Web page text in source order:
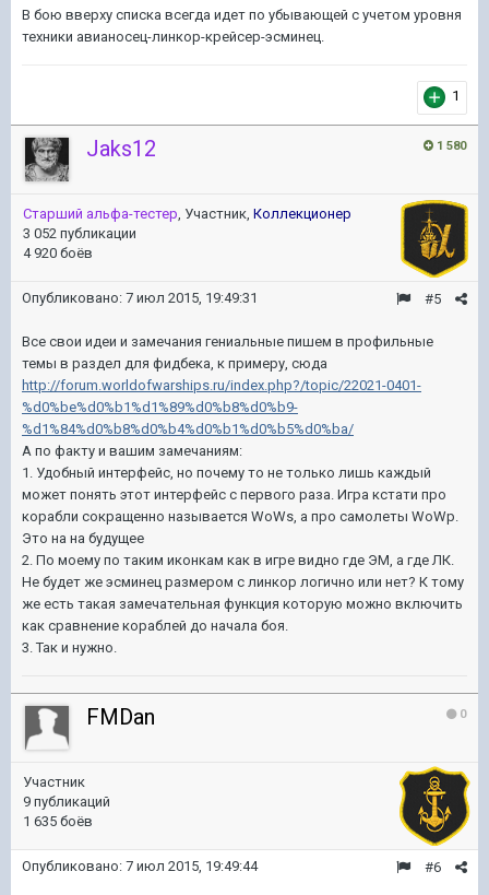
В бою вверху списка всегда идет по убывающей с учетом уровня
техники авианосец-линкор-крейсер-эсминец.
1
1 580
Jaks12
Старший альфа-тестер, Участник, Коллекционер
3 052 публикации
4 920 боёв
#5
Опубликовано: 7 июл 2015, 19:49:31
Все свои идеи и замечания гениальные пишем в профильные
темы в раздел для фидбека, к примеру, сюда
http://forum.worldofwarships.ru/index.php?/topic/22021-0401-
%d0%be%d0%b1%d1%89%d0%b8%d0%b9-
%d1%84%d0%b8%d0%b4%d0%b1%d0%b5%d0%ba/
А по факту и вашим замечаниям:
1. Удобный интерфейс, но почему то не только лишь каждый
может понять этот интерфейс с первого раза. Игра кстати про
корабли сокращенно называется WoWs, а про самолеты WoWp.
Это на на будущее
2. По моему по таким иконкам как в игре видно где ЭМ, а где ЛК.
Не будет же эсминец размером с линкор логично или нет? К тому
же есть такая замечательная функция которую можно включить
как сравнение кораблей до начала боя.
3. Так и нужно.
0
FMDan
Участник
9 публикаций
1 635 боёв
#6
Опубликовано: 7 июл 2015, 19:49:44